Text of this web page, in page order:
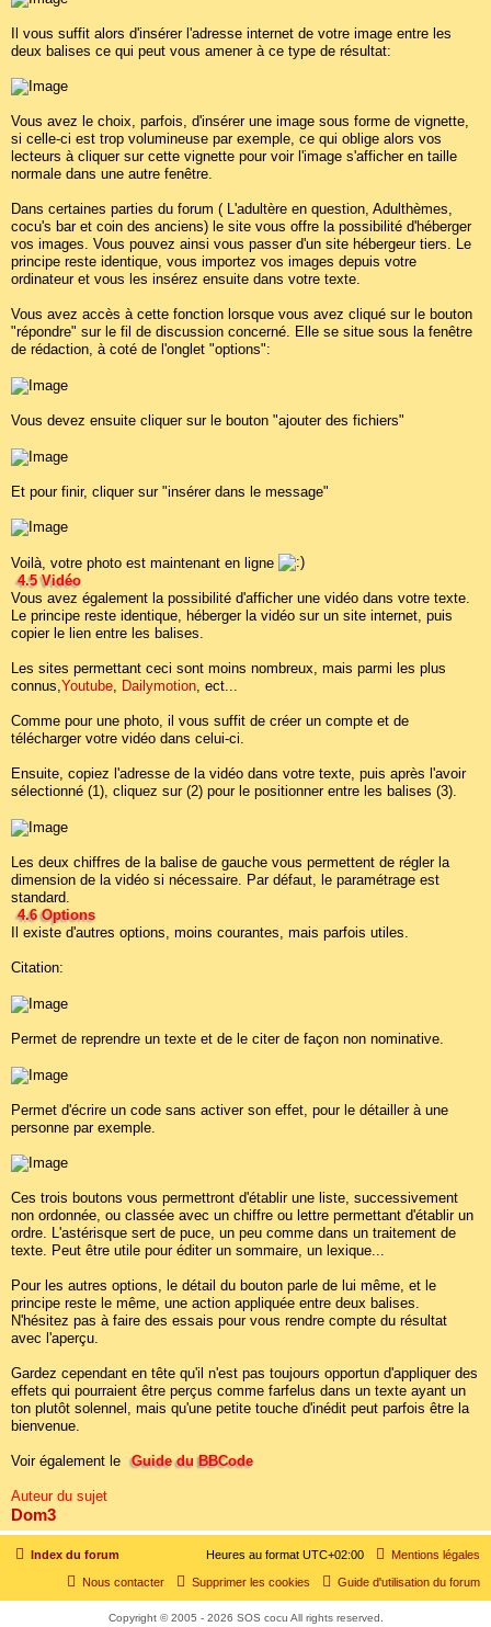
Il vous suffit alors d'insérer l'adresse internet de votre image entre les
deux balises ce qui peut vous amener à ce type de résultat:
Vous avez le choix, parfois, d'insérer une image sous forme de vignette,
si celle-ci est trop volumineuse par exemple, ce qui oblige alors vos
lecteurs à cliquer sur cette vignette pour voir l'image s'afficher en taille
normale dans une autre fenêtre.
Dans certaines parties du forum ( L'adultère en question, Adulthèmes,
cocu's bar et coin des anciens) le site vous offre la possibilité d'héberger
vos images. Vous pouvez ainsi vous passer d'un site hébergeur tiers. Le
principe reste identique, vous importez vos images depuis votre
ordinateur et vous les insérez ensuite dans votre texte.
Vous avez accès à cette fonction lorsque vous avez cliqué sur le bouton
"répondre" sur le fil de discussion concerné. Elle se situe sous la fenêtre
de rédaction, à coté de l'onglet "options":
Vous devez ensuite cliquer sur le bouton "ajouter des fichiers"
Et pour finir, cliquer sur "insérer dans le message"
Voilà, votre photo est maintenant en ligne
4.5 Vidéo
Vous avez également la possibilité d'afficher une vidéo dans votre texte.
Le principe reste identique, héberger la vidéo sur un site internet, puis
copier le lien entre les balises.
Les sites permettant ceci sont moins nombreux, mais parmi les plus
connus,Youtube, Dailymotion, ect...
Comme pour une photo, il vous suffit de créer un compte et de
télécharger votre vidéo dans celui-ci.
Ensuite, copiez l'adresse de la vidéo dans votre texte, puis après l'avoir
sélectionné (1), cliquez sur (2) pour le positionner entre les balises (3).
Les deux chiffres de la balise de gauche vous permettent de régler la
dimension de la vidéo si nécessaire. Par défaut, le paramétrage est
standard.
4.6 Options
Il existe d'autres options, moins courantes, mais parfois utiles.
Citation:
Permet de reprendre un texte et de le citer de façon non nominative.
Permet d'écrire un code sans activer son effet, pour le détailler à une
personne par exemple.
Ces trois boutons vous permettront d'établir une liste, successivement
non ordonnée, ou classée avec un chiffre ou lettre permettant d'établir un
ordre. L'astérisque sert de puce, un peu comme dans un traitement de
texte. Peut être utile pour éditer un sommaire, un lexique...
Pour les autres options, le détail du bouton parle de lui même, et le
principe reste le même, une action appliquée entre deux balises.
N'hésitez pas à faire des essais pour vous rendre compte du résultat
avec l'aperçu.
Gardez cependant en tête qu'il n'est pas toujours opportun d'appliquer des
effets qui pourraient être perçus comme farfelus dans un texte ayant un
ton plutôt solennel, mais qu'une petite touche d'inédit peut parfois être la
bienvenue.
Voir également le Guide du BBCode
Auteur du sujet
Dom3
Index du forum Mentions légales
Heures au format UTC+02:00
Guide d'utilisation du forum
Supprimer les cookies
Nous contacter
Copyright © 2005 - 2026 SOS cocu All rights reserved.